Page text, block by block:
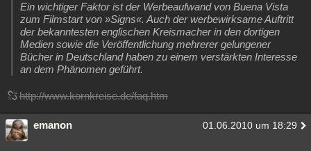
Ein wichtiger Faktor ist der Werbeaufwand von Buena Vista
zum Filmstart von »Signs«. Auch der werbewirksame Auftritt
der bekanntesten englischen Kreismacher in den dortigen
Medien sowie die Veröffentlichung mehrerer gelungener
Bücher in Deutschland haben zu einem verstärkten Interesse
an dem Phänomen geführt.
http://www.kornkreise.de/faq.htm
emanon 01.06.2010 um 18:29